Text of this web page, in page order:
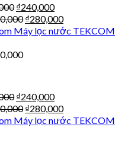
₫240,000
₫280,000
Máy lọc nước TEKCOM
₫240,000
₫280,000
Máy lọc nước TEKCOM